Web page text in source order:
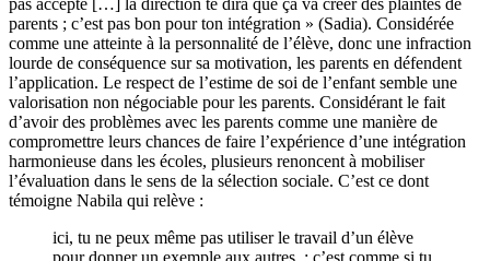
pas accepté […] la direction te dira que ça va créer des plaintes de
parents ; c’est pas bon pour ton intégration » (Sadia). Considérée
comme une atteinte à la personnalité de l’élève, donc une infraction
lourde de conséquence sur sa motivation, les parents en défendent
l’application. Le respect de l’estime de soi de l’enfant semble une
valorisation non négociable pour les parents. Considérant le fait
d’avoir des problèmes avec les parents comme une manière de
compromettre leurs chances de faire l’expérience d’une intégration
harmonieuse dans les écoles, plusieurs renoncent à mobiliser
l’évaluation dans le sens de la sélection sociale. C’est ce dont
témoigne Nabila qui relève :
ici, tu ne peux même pas utiliser le travail d’un élève